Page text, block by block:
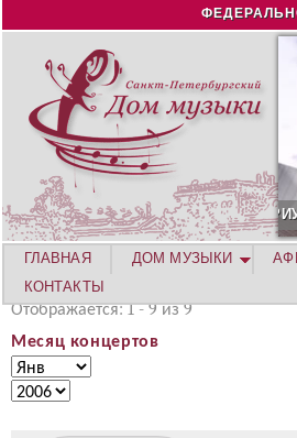
Jump to
Отображается: 1 - 9 из 9
Месяц концертов
М
е
М
еГ
ГЛАВНАЯ ДОМ МУЗЫКИ
КОНТАКТЫ